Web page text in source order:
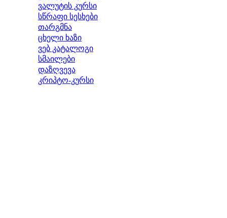
ვალუტის კურსი
სწრაფი სესხები
თარგმნა
ცხელი ხაზი
ვებ კატალოგი
სმაილები
დაზღვევა
კრიპტო-კურსი